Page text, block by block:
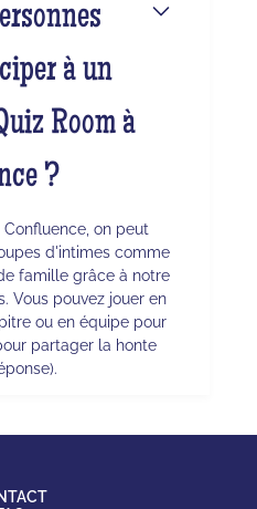
à un
Room à
?
Confluence, on peut
d'intimes comme
famille grâce à notre
Vous pouvez jouer en
ou en équipe pour
partager la honte